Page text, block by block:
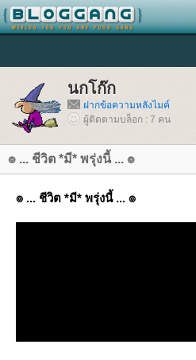
นกโก๊ก
ฝากข้อความหลังไมค์
ผู้ติดตามบล็อก : 7 คน
๏ ... ชีวิต *มี* พรุ่งนี้ ... ๏
๏ ... ชีวิต *มี* พรุ่งนี้ ... ๏